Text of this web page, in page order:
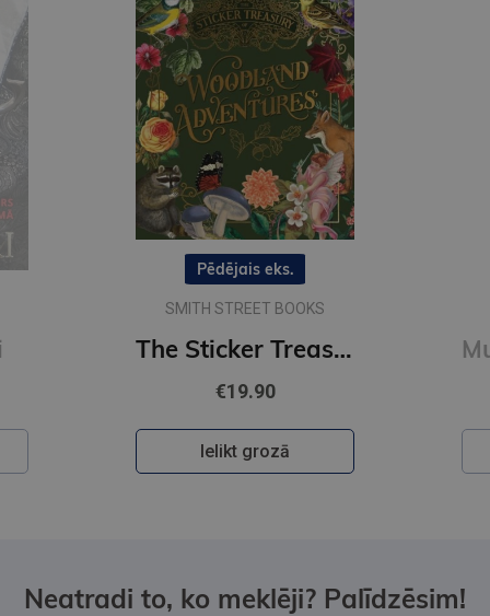
Pēdējais eks.
SMITH STREET BOOKS
The Sticker Treasury of Woodland Adventures : An eclectic book of stickers for journaling, collaging
€19.90
Ielikt grozā
Neatradi to, ko meklēji? Palīdzēsim!